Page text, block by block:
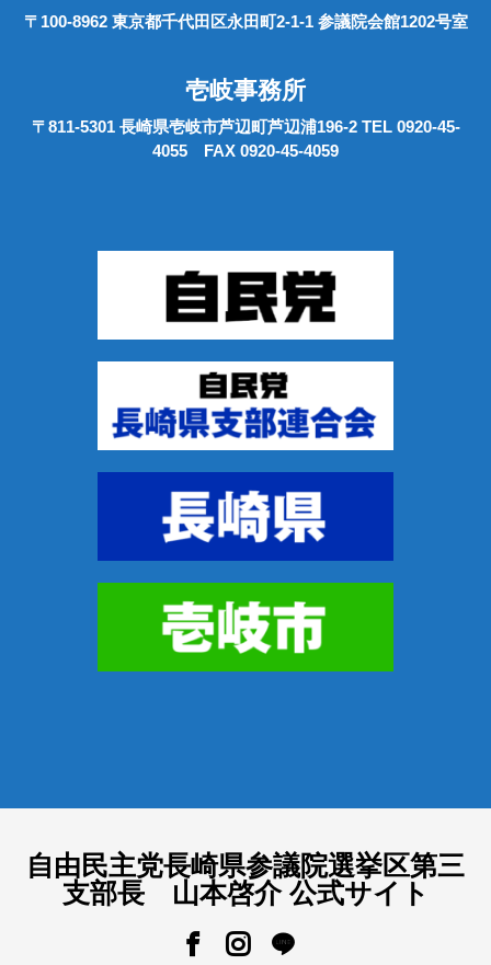
〒100-8962 東京都千代田区永田町2-1-1 参議院会館1202号室
壱岐事務所
〒811-5301 長崎県壱岐市芦辺町芦辺浦196-2 TEL 0920-45-
4055 FAX 0920-45-4059
自由民主党長崎県参議院選挙区第三
支部長 山本啓介 公式サイト